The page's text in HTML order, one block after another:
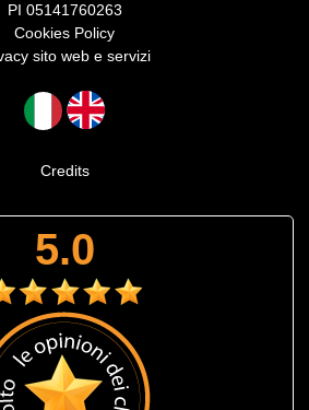
PI 05141760263
Cookies Policy
sito web e servizi
Credits
5.0